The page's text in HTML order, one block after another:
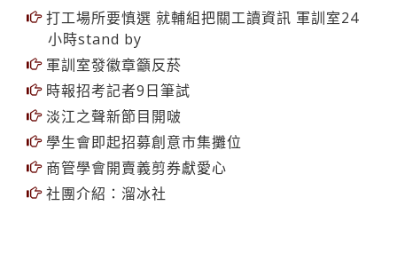
打工場所要慎選 就輔組把關工讀資訊 軍訓室24
小時stand by
軍訓室發徽章籲反菸
時報招考記者9日筆試
淡江之聲新節目開啵
學生會即起招募創意市集攤位
商管學會開賣義剪券獻愛心
社團介紹：溜冰社